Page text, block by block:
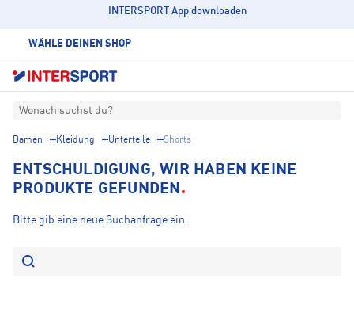
INTERSPORT App downloaden
WÄHLE DEINEN SHOP
Wonach suchst du?
Damen Kleidung Unterteile Shorts
ENTSCHULDIGUNG, WIR HABEN KEINE
PRODUKTE GEFUNDEN
Bitte gib eine neue Suchanfrage ein.